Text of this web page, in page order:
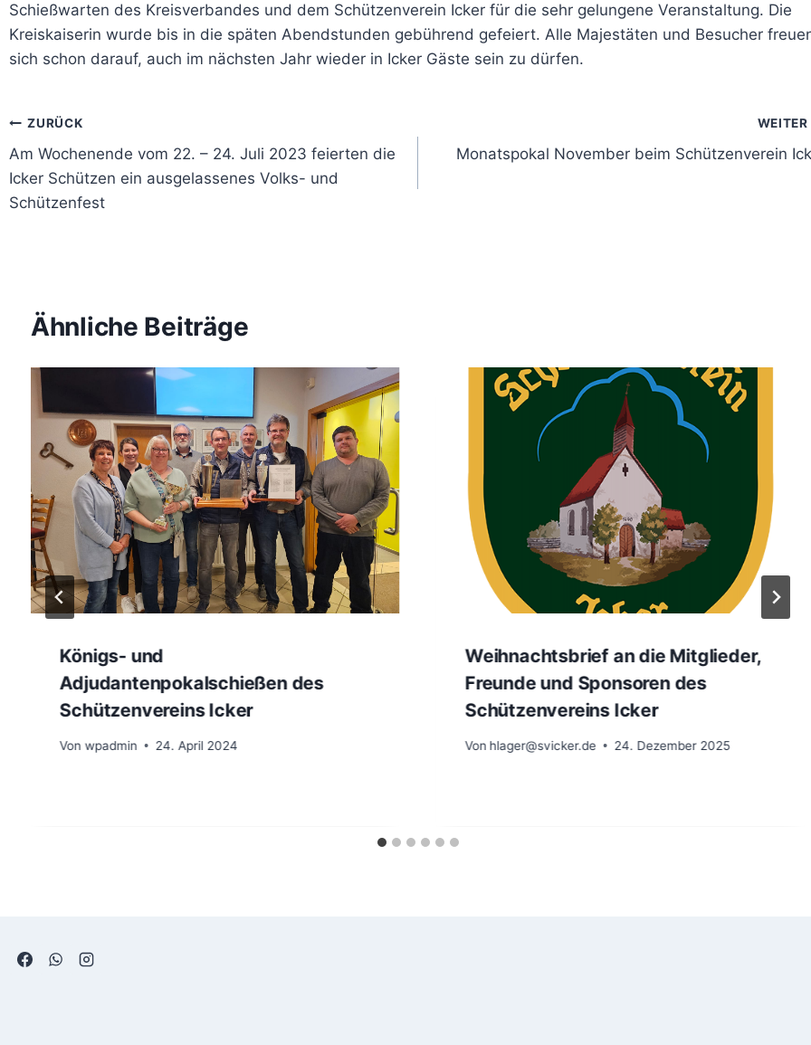
Schießwarten des Kreisverbandes und dem Schützenverein Icker für die sehr gelungene Veranstaltung. Die
Kreiskaiserin wurde bis in die späten Abendstunden gebührend gefeiert. Alle Majestäten und Besucher
sich schon darauf, auch im nächsten Jahr wieder in Icker Gäste sein zu dürfen.
Beitragsnavigation
ZURÜCK
Am Wochenende vom 22. – 24. Juli 2023 feierten die
Icker Schützen ein ausgelassenes Volks- und
Schützenfest
WEITER
Monatspokal November beim Schützenverein
Ähnliche Beiträge
Königs- und
Adjudantenpokalschießen des
Schützenvereins Icker
Von wpadmin 24. April 2024
Weihnachtsbrief an die Mitglieder,
Freunde und Sponsoren des
Schützenvereins Icker
Von hlager@svicker.de 24. Dezember 2025